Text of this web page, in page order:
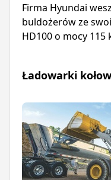
Firma Hyundai
buldożerów ze
HD100 o mocy
Ładowarki